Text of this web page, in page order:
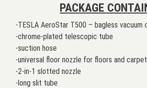
PACKAGE
-TESLA AeroStar T500 – bagless vacuum
-chrome-plated telescopic tube
-suction hose
-universal floor nozzle for floors and
-2-in-1 slotted nozzle
-long slit tube